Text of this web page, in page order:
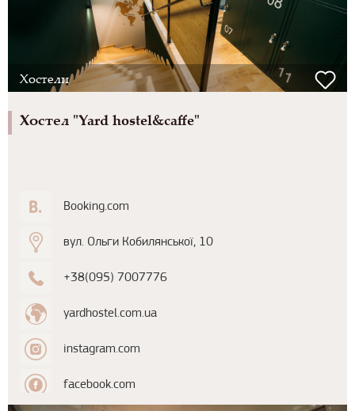
Хостели
Хостел "Yard hostel&caffe"
Booking.com
вул. Ольги Кобилянської, 10
+38(095) 7007776
yardhostel.com.ua
instagram.com
facebook.com